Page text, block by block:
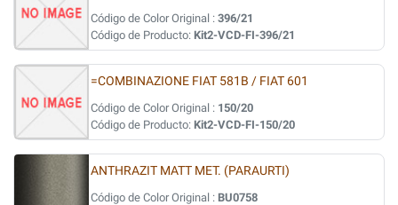
Código de Color Original : 396/21
Código de Producto: Kit2-VCD-FI-396/21
=COMBINAZIONE FIAT 581B / FIAT 601
Código de Color Original : 150/20
Código de Producto: Kit2-VCD-FI-150/20
ANTHRAZIT MATT MET. (PARAURTI)
Código de Color Original : BU0758